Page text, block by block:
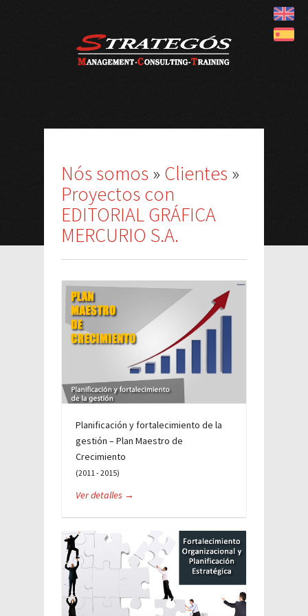
Nós somos » Clientes »
Proyectos con
EDITORIAL GRÁFICA
MERCURIO S.A.
Planificación y fortalecimiento de la
gestión – Plan Maestro de
Crecimiento
(2011 - 2015)
Ver detalles →